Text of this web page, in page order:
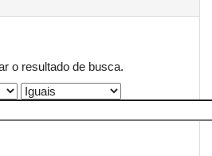
o resultado de busca.